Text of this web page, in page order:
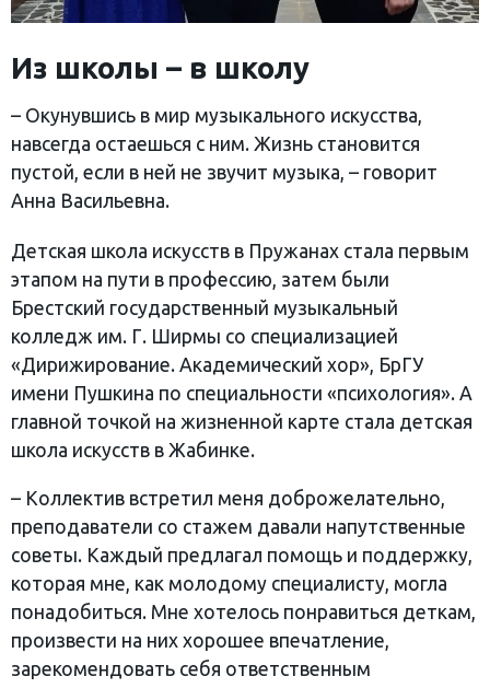
Из школы – в школу
– Окунувшись в мир музыкального искусства,
навсегда остаешься с ним. Жизнь становится
пустой, если в ней не звучит музыка, – говорит
Анна Васильевна.
Детская школа искусств в Пружанах стала первым
этапом на пути в профессию, затем были
Брестский государственный музыкальный
колледж им. Г. Ширмы со специализацией
«Дирижирование. Академический хор», БрГУ
имени Пушкина по специальности «психология». А
главной точкой на жизненной карте стала детская
школа искусств в Жабинке.
– Коллектив встретил меня доброжелательно,
преподаватели со стажем давали напутственные
советы. Каждый предлагал помощь и поддержку,
которая мне, как молодому специалисту, могла
понадобиться. Мне хотелось понравиться деткам,
произвести на них хорошее впечатление,
зарекомендовать себя ответственным